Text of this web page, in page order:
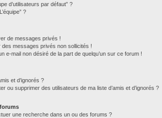
d’utilisateurs par défaut” ?
?
de messages privés !
messages privés non sollicités !
e-mail non désiré de la part de quelqu’un sur ce forum !
et d’ignorés ?
ou supprimer des utilisateurs de ma liste d’amis et d’ignorés ?
une recherche dans un ou des forums ?